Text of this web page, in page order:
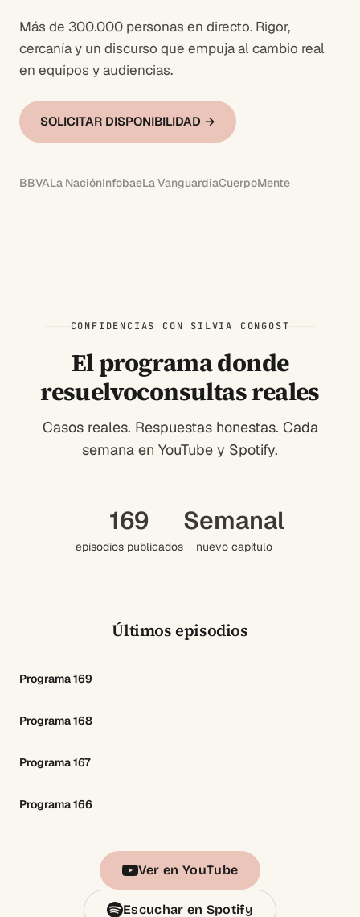
Más de 300.000 personas en directo. Rigor,
cercanía y un discurso que empuja al cambio real
en equipos y audiencias.
SOLICITAR DISPONIBILIDAD →
BBVALa NaciónInfobaeLa VanguardiaCuerpoMente
CONFIDENCIAS CON SILVIA CONGOST
El programa donde
resuelvoconsultas reales
Casos reales. Respuestas honestas. Cada
semana en YouTube y Spotify.
169
episodios publicados
Semanal
nuevo capítulo
Últimos episodios
Programa 169
Programa 168
Programa 167
Programa 166
Ver en YouTube
Escuchar en Spotify